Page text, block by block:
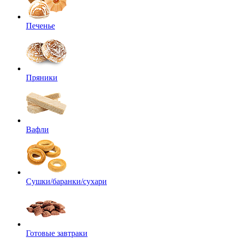
Печенье
Пряники
Вафли
Сушки/баранки/сухари
Готовые завтраки